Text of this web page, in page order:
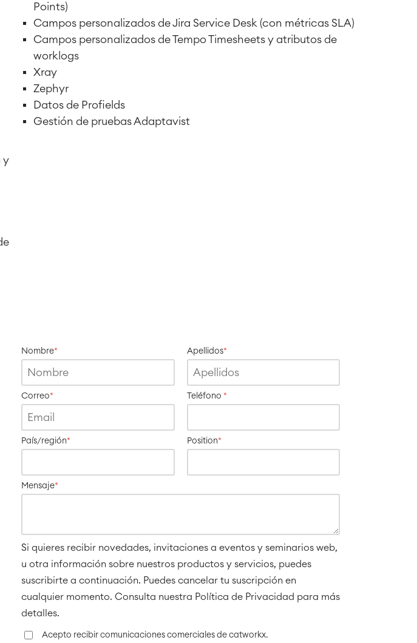
y
Points)
Campos personalizados de Jira Service Desk (con métricas SLA)
Campos personalizados de Tempo Timesheets y atributos de
worklogs
Xray
Zephyr
Datos de Profields
Gestión de pruebas Adaptavist
Nombre* Apellidos*
Correo* Teléfono *
País/región* Position*
Mensaje*
Si quieres recibir novedades, invitaciones a eventos y seminarios web,
u otra información sobre nuestros productos y servicios, puedes
suscribirte a continuación. Puedes cancelar tu suscripción en
cualquier momento. Consulta nuestra Política de Privacidad para más
detalles.
Acepto recibir comunicaciones comerciales de catworkx.